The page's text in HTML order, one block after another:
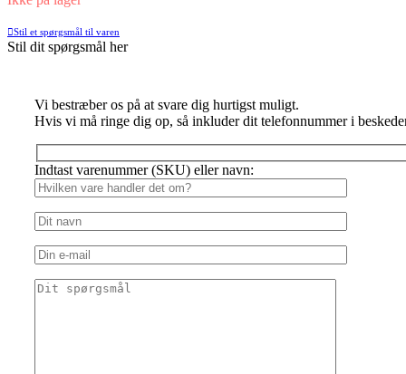
Stil et spørgsmål til varen
Stil dit spørgsmål her
Vi bestræber os på at svare dig hurtigst muligt.
Hvis vi må ringe dig op, så inkluder dit telefonnummer i
Indtast varenummer (SKU) eller navn: